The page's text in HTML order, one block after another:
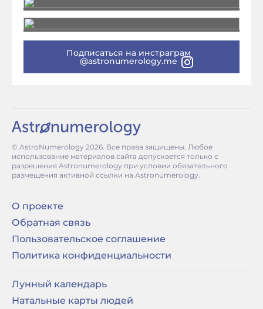
Подписаться на инстраграм
@astronumerology.me
© AstroNumerology 2026 . Все права защищены. Любое
использование материалов сайта допускается только с
разрешения Astronumerology при условии обязательного
размещения активной ссылки на Astronumerology.
О проекте
Обратная связь
Пользовательское соглашение
Политика конфиденциальности
Лунный календарь
Натальные карты людей